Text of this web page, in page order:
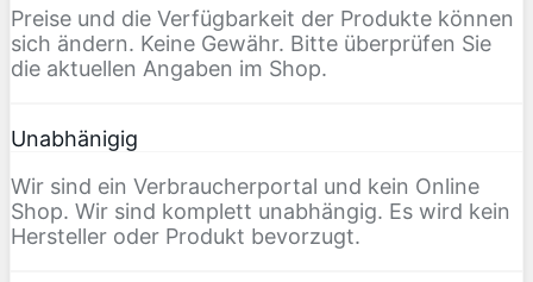
Preise und die Verfügbarkeit der Produkte können
sich ändern. Keine Gewähr. Bitte überprüfen Sie
die aktuellen Angaben im Shop.
Unabhänigig
Wir sind ein Verbraucherportal und kein Online
Shop. Wir sind komplett unabhängig. Es wird kein
Hersteller oder Produkt bevorzugt.